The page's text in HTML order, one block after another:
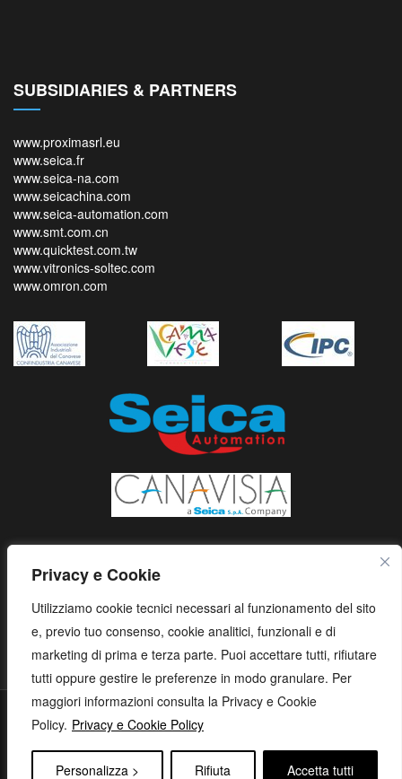
Privacy e Cookie
Utilizziamo cookie tecnici necessari al funzionamento del sito
e, previo tuo consenso, cookie analitici, funzionali e di
marketing di prima e terza parte. Puoi accettare tutti, rifiutare
tutti oppure gestire le preferenze in modo granulare. Per
maggiori informazioni consulta la Privacy e Cookie
Policy. Privacy e Cookie Policy
Personalizza > Rifiuta Accetta tutti
SUBSIDIARIES & PARTNERS
www.proximasrl.eu
www.seica.fr
www.seica-na.com
www.seicachina.com
www.seica-automation.com
www.smt.com.cn
www.quicktest.com.tw
www.vitronics-soltec.com
www.omron.com
S.E.I.C.A. S.p.A. - Via Kennedy, 24 - 10019 STRAMBINO - (TO) -